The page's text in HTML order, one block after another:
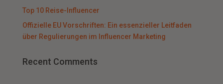
Top 10 Reise-Influencer
Offizielle EU Vorschriften: Ein essenzieller Leitfaden
über Regulierungen im Influencer Marketing
Recent Comments